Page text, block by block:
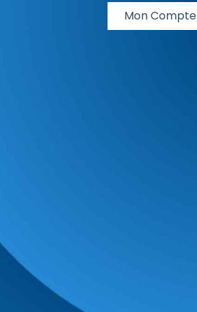
Mon Compte